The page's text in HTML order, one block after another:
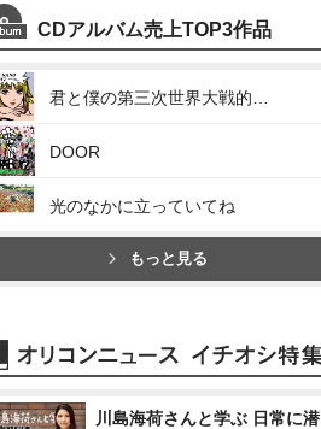
CDアルバム売上TOP3作品
DOOR
光のなかに立っていてね
もっと見る
川島海荷さんと学ぶ 日常に潜